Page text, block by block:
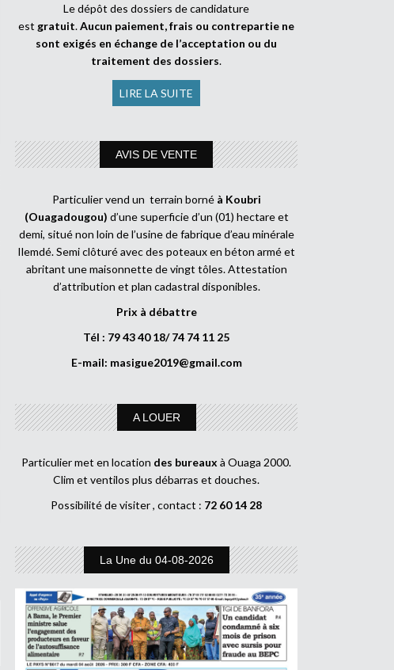
Le dépôt des dossiers de candidature
est gratuit.Aucun paiement, frais ou contrepartie ne
sont exigés en échange de l’acceptation ou du
traitement des dossiers.
LIRE LA SUITE
AVIS DE VENTE
Particulier vend un terrain borné à Koubri
(Ouagadougou) d’une superficie d’un (01) hectare et
demi, situé non loin de l’usine de fabrique d’eau minérale
Ilemdé. Semi clôturé avec des poteaux en béton armé et
abritant une maisonnette de vingt tôles. Attestation
d’attribution et plan cadastral disponibles.
Prix à débattre
Tél : 79 43 40 18/ 74 74 11 25
E-mail: masigue2019@gmail.com
A LOUER
Particulier met en location des bureaux à Ouaga 2000.
Clim et ventilos plus débarras et douches.
Possibilité de visiter , contact : 72 60 14 28
La Une du 04-08-2026